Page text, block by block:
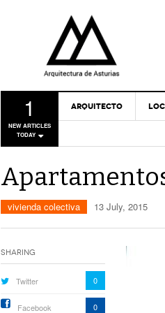
1
NEW ARTICLES
TODAY
ARQUITECTO
vivienda colectiva 13 July, 2015
Sharing
Twitter 0
Facebook 0